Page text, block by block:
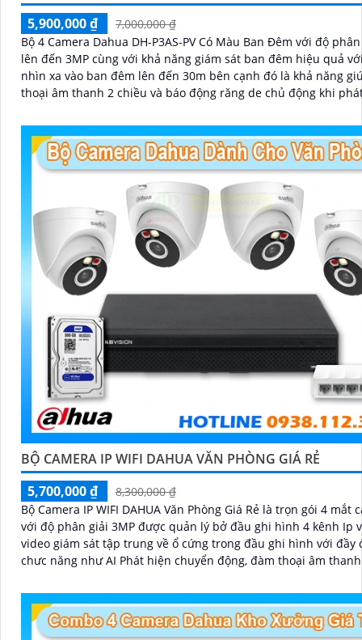
5,900,000 ₫
7,000,000 ₫
Bộ 4 Camera Dahua DH-P3AS-PV Có Màu Ban Đêm với độ
lên đến 3MP cùng với khả năng giám sát ban đêm hiệu quả
nhìn xa vào ban đêm lên đến 30m bên cạnh đó là khả năng
thoại âm thanh 2 chiều và báo động răng de chủ động khi
BỘ CAMERA IP WIFI DAHUA VĂN PHÒNG GIÁ RẺ
5,700,000 ₫
8,300,000 ₫
Bộ Camera IP WIFI DAHUA Văn Phòng Giá Rẻ là trọn gói 4 mắt
với độ phân giải 3MP được quản lý bở đầu ghi hình 4 kênh Ip
video giám sát tập trung về ổ cứng trong đầu ghi hình với đầy
chưc năng như AI Phát hiện chuyển động, đàm thoại âm